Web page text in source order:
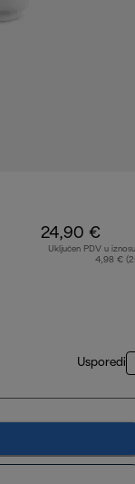
24,90 €
Uključen PDV u
4,98 €
Usporedi